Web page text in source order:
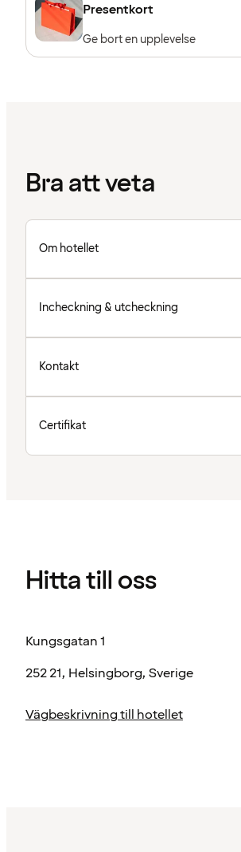
Presentkort
Ge bort en upplevelse
Bra att veta
Om hotellet
Incheckning & utcheckning
Kontakt
Certifikat
Hitta till oss
Kungsgatan 1
252 21, Helsingborg, Sverige
Vägbeskrivning till hotellet